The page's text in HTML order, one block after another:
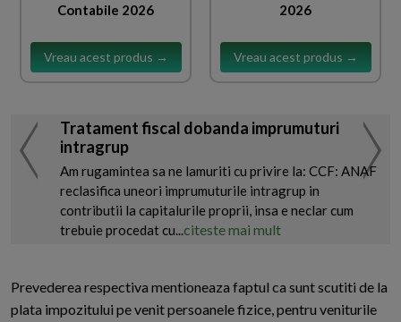
Contabile 2026
Vreau acest produs →
2026
Vreau acest produs →
Tratament fiscal dobanda imprumuturi
intragrup
Am rugamintea sa ne lamuriti cu privire la: CCF: ANAF
reclasifica uneori imprumuturile intragrup in
contributii la capitalurile proprii, insa e neclar cum
trebuie procedat cu...citeste mai mult
Prevederea respectiva mentioneaza faptul ca sunt scutiti de la
plata impozitului pe venit persoanele fizice, pentru veniturile